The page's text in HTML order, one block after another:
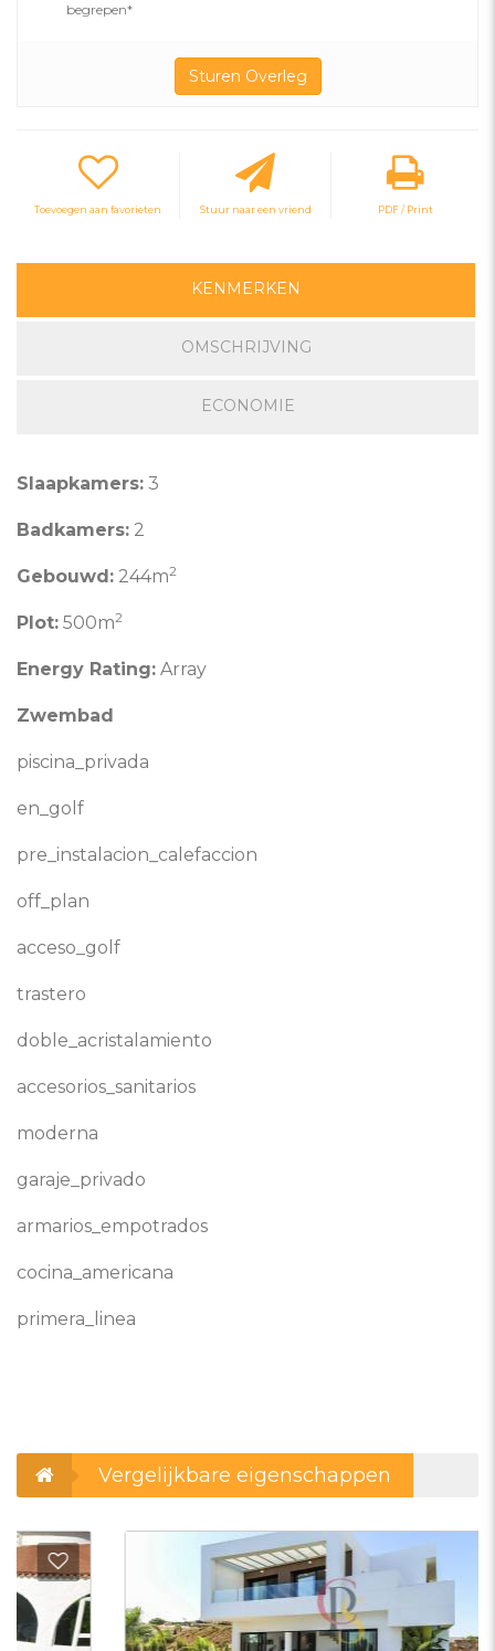
begrepen*
Toevoegen aan favorieten Stuur naar een vriend PDF / Print
KENMERKEN
OMSCHRIJVING
ECONOMIE
Slaapkamers: 3
Badkamers: 2
Gebouwd: 244m2
Plot: 500m2
Energy Rating: Array
Zwembad
piscina_privada
en_golf
pre_instalacion_calefaccion
off_plan
acceso_golf
trastero
doble_acristalamiento
accesorios_sanitarios
moderna
garaje_privado
armarios_empotrados
cocina_americana
primera_linea
Vergelijkbare eigenschappen
aan favorieten